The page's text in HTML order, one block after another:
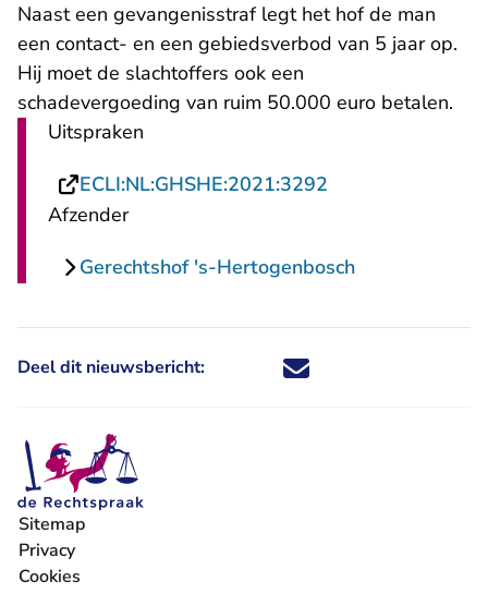
Naast een gevangenisstraf legt het hof de man
een contact- en een gebiedsverbod van 5 jaar op.
Hij moet de slachtoffers ook een
schadevergoeding van ruim 50.000 euro betalen.
Uitspraken
ECLI:NL:GHSHE:2021:3292
Afzender
Gerechtshof 's-Hertogenbosch
Deel dit nieuwsbericht: Deel dit nieuwsbericht via X -
Deel dit nieuwsbericht via
Deel dit nieuwsbericht
Deel dit
Sitemap
Privacy
Cookies